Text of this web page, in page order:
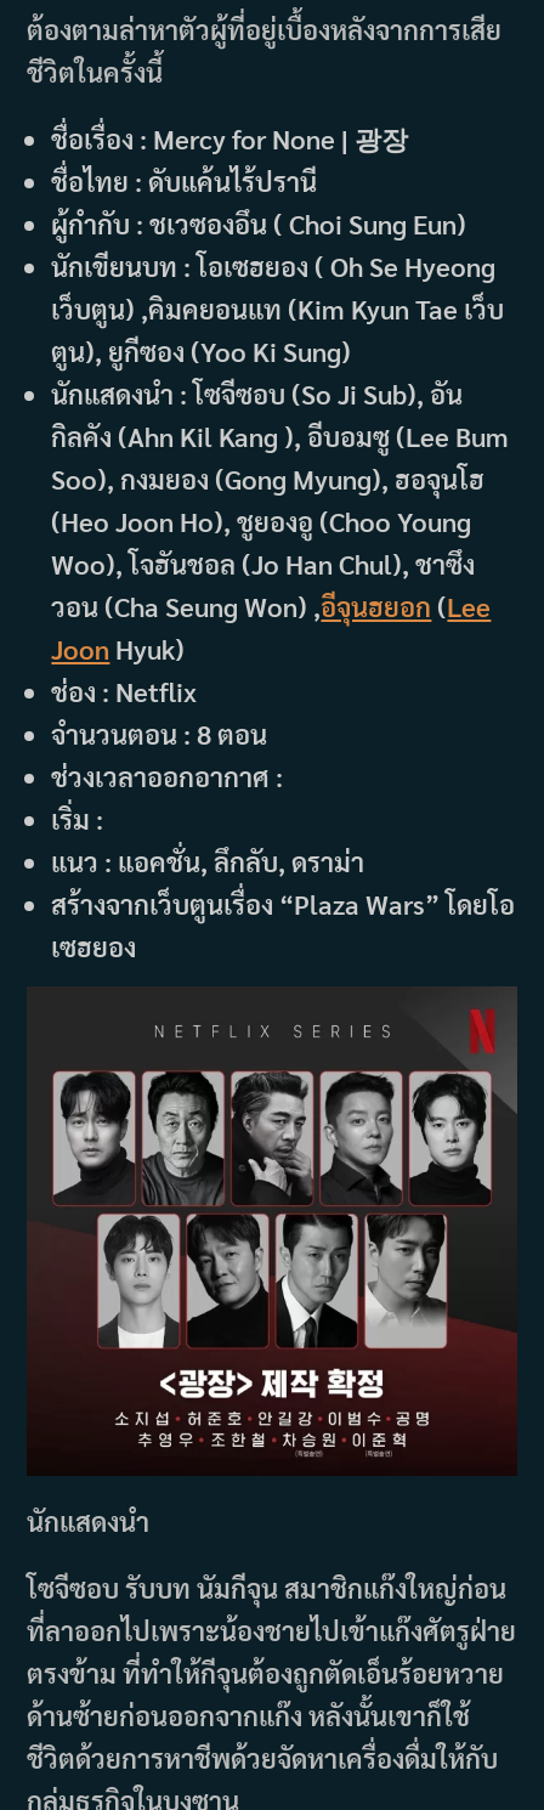
ต้องตามล่าหาตัวผู้ที่อยู่เบื้องหลังจากการเสีย
ชีวิตในครั้งนี้
ชื่อเรื่อง : Mercy for None | 광장
ชื่อไทย : ดับแค้นไร้ปรานี
ผู้กำกับ : ชเวซองอึน ( Choi Sung Eun)
นักเขียนบท : โอเซฮยอง ( Oh Se Hyeong
เว็บตูน) ,คิมคยอนแท (Kim Kyun Tae เว็บ
ตูน), ยูกีซอง (Yoo Ki Sung)
นักแสดงนำ : โซจีซอบ (So Ji Sub), อัน
กิลคัง (Ahn Kil Kang ), อีบอมซู (Lee Bum
Soo), กงมยอง (Gong Myung), ฮอจุนโฮ
(Heo Joon Ho), ชูยองอู (Choo Young
Woo), โจฮันชอล (Jo Han Chul), ชาซึง
วอน (Cha Seung Won) ,อีจุนฮยอก (Lee
Joon Hyuk)
ช่อง : Netflix
จำนวนตอน : 8 ตอน
ช่วงเวลาออกอากาศ :
เริ่ม :
แนว : แอคชั่น, ลึกลับ, ดราม่า
สร้างจากเว็บตูนเรื่อง “Plaza Wars” โดยโอ
เซฮยอง
นักแสดงนำ
โซจีซอบ รับบท นัมกีจุน สมาชิกแก๊งใหญ่ก่อน
ที่ลาออกไปเพราะน้องชายไปเข้าแก๊งศัตรูฝ่าย
ตรงข้าม ที่ทำให้กีจุนต้องถูกตัดเอ็นร้อยหวาย
ด้านซ้ายก่อนออกจากแก๊ง หลังนั้นเขาก็ใช้
ชีวิตด้วยการหาชีพด้วยจัดหาเครื่องดื่มให้กับ
กลุ่มธุรกิจในบงซาน